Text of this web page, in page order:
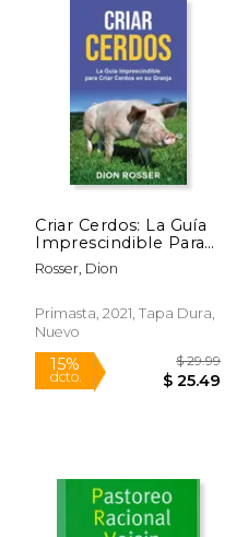
50%
dcto. $ 28.90
Criar Cerdos: La Guía
Imprescindible Para
Criar Cerdos en su
Granja: La Guía
Criar Cerdos en su
Granja:
Rosser, Dion
Primasta, 2021, Tapa Dura,
Nuevo